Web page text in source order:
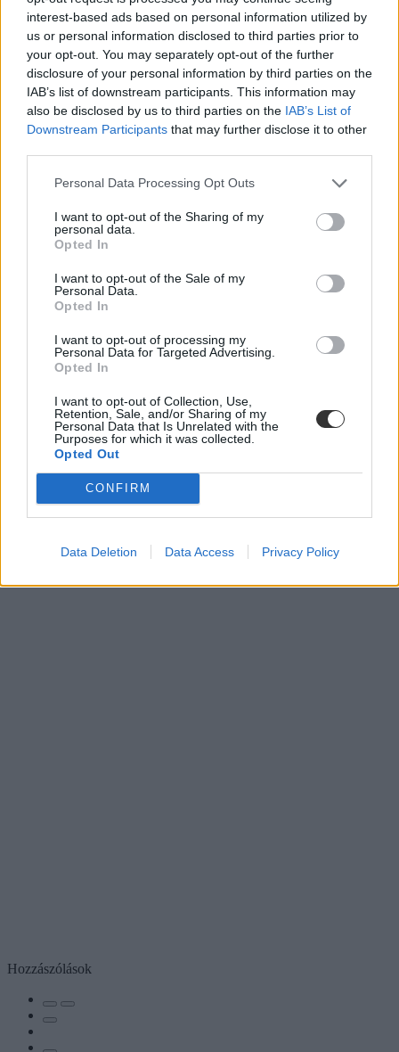
interest-based ads based on personal information utilized by
us or personal information disclosed to third parties prior to
your opt-out. You may separately opt-out of the further
disclosure of your personal information by third parties on the
IAB’s list of downstream participants. This information may
also be disclosed by us to third parties on the IAB’s List of
Downstream Participants that may further disclose it to other
Personal Data Processing Opt Outs
I want to opt-out of the Sharing of my
personal data.
Opted In
I want to opt-out of the Sale of my
Personal Data.
Opted In
I want to opt-out of processing my
Personal Data for Targeted Advertising.
Opted In
I want to opt-out of Collection, Use,
Retention, Sale, and/or Sharing of my
Personal Data that Is Unrelated with the
Purposes for which it was collected.
Opted Out
CONFIRM
Data Deletion Data Access Privacy Policy
koronavírus
Erasmus program
külföldi ösztöndíj
Innovációs és Technológiai Minisztérium
Hozzászólások